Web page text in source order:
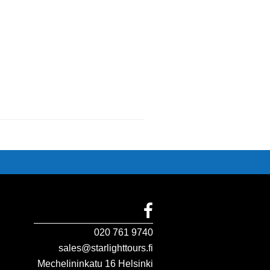
020 761 9740
sales@starlighttours.fi
Mechelininkatu 16 Helsinki